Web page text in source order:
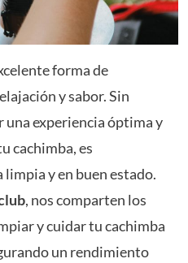
forma de
y sabor. Sin
una experiencia óptima y
cachimba, es
y en buen estado.
, nos comparten los
y cuidar tu cachimba
un rendimiento